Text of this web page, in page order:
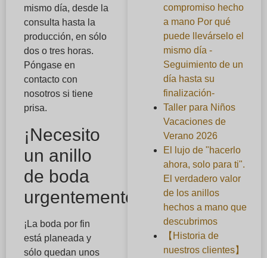
mismo día, desde la
consulta hasta la
producción, en sólo
dos o tres horas.
Póngase en
contacto con
nosotros si tiene
prisa.
¡Necesito
un anillo
de boda
urgentemente!
¡La boda por fin
está planeada y
sólo quedan unos
compromiso hecho
a mano Por qué
puede llevárselo el
mismo día -
Seguimiento de un
día hasta su
finalización-
Taller para Niños
Vacaciones de
Verano 2026
El lujo de "hacerlo
ahora, solo para ti".
El verdadero valor
de los anillos
hechos a mano que
descubrimos
【Historia de
nuestros clientes】